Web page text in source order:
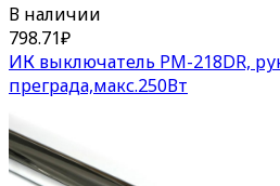
В наличии
798.71₽
ИК выключатель PM-218DR,
преграда,макс.250Вт